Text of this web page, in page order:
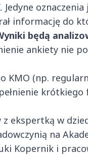
informację do
będą
ankiety nie
KMO (np.
ekspertką w
na
Kopernik i